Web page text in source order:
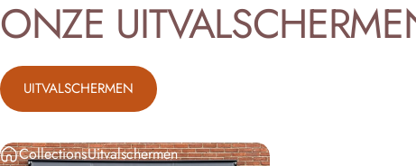
CollectionsUitvalschermen
ONZE
UITVALSCHERMEN